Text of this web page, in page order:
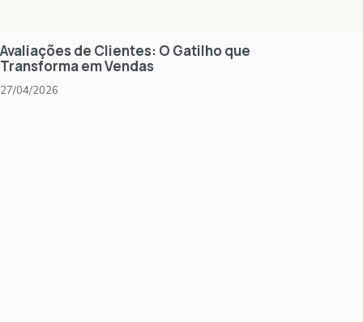
Avaliações de Clientes: O Gatilho que
Transforma em Vendas
27/04/2026